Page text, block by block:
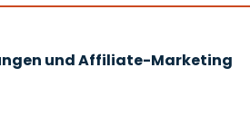
und Affiliate-Marketing